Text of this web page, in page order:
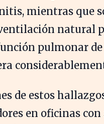
mientras que
natural
pulmonar
de estos
en oficinas